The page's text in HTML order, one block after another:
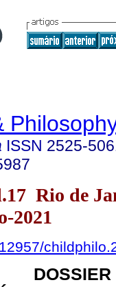
ISSN 2525-
Rio de
2021